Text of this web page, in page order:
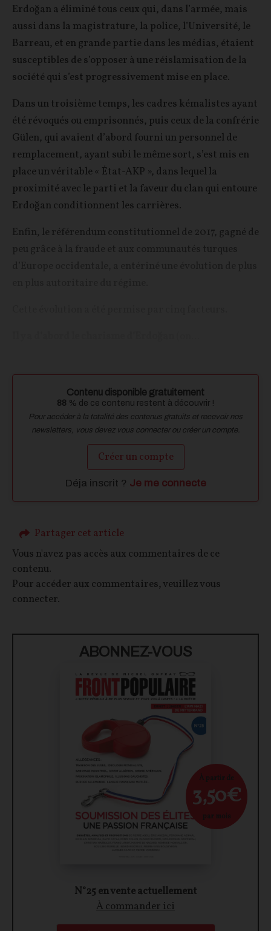
Erdoğan a éliminé tous ceux qui, dans l’armée, mais
aussi dans la magistrature, la police, l’Université, le
Barreau, et en grande partie dans les médias, étaient
susceptibles de s’opposer à une réislamisation de la
société qui s’est progressivement mise en place.
Dans un troisième temps, les cadres kémalistes ayant
été révoqués ou emprisonnés, puis ceux de la confrérie
Gülen, qui avaient d’abord fourni un personnel de
remplacement, ayant subi le même sort, s’est mis en
place un véritable « État-AKP », dans lequel la
proximité avec le parti et la faveur du clan qui entoure
Erdoğan conditionnent les carrières.
Enfin, le référendum constitutionnel de 2017, gagné de
Contenu disponible gratuitement
88 % de ce contenu restent à découvrir !
Pour accéder à la totalité des contenus gratuits et recevoir nos
newsletters, vous devez vous connecter ou créer un compte.
Créer un compte
Déja inscrit ? Je me connecte
Partager cet article
Vous n'avez pas accès aux commentaires de ce
contenu.
Pour accéder aux commentaires, veuillez vous
connecter.
ABONNEZ-VOUS
N°25 en vente actuellement
À commander ici
À partir de
3,50€
par mois